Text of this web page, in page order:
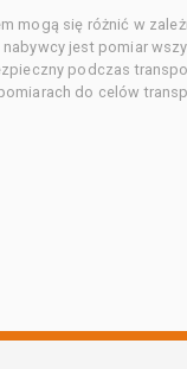
mogą się różnić w
jest pomiar
podczas
do celów